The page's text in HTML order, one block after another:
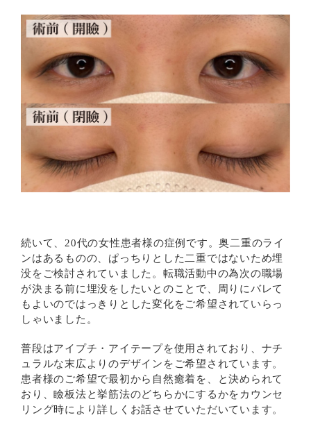
続いて、20代の女性患者様の症例です。奥二重のライ
ンはあるものの、ぱっちりとした二重ではないため埋
没をご検討されていました。転職活動中の為次の職場
が決まる前に埋没をしたいとのことで、周りにバレて
もよいのではっきりとした変化をご希望されていらっ
しゃいました。
普段はアイプチ・アイテープを使用されており、ナチ
ュラルな末広よりのデザインをご希望されています。
患者様のご希望で最初から自然癒着を、と決められて
おり、瞼板法と挙筋法のどちらかにするかをカウンセ
リング時により詳しくお話させていただいています。